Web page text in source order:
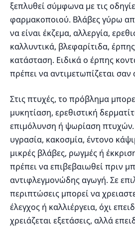
ξεπλυθεί σύμφωνα με τις
φαρμακοποιού. Βλάβες γύρω
να είναι έκζεμα, αλλεργία,
καλλυντικά, βλεφαρίτιδα,
κατάσταση. Ειδικά ο έρπης
πρέπει να αντιμετωπίζεται σαν
Στις πτυχές, το πρόβλημα
μυκητίαση, ερεθιστική
επιμόλυνση ή ψωρίαση
υγρασία, κακοσμία, έντονο
μικρές βλάβες, ρωγμές ή
πρέπει να επιβεβαιωθεί πριν
αντιφλεγμονώδης αγωγή. Σε
περιπτώσεις μπορεί να
έλεγχος ή καλλιέργεια, όχι
χρειάζεται εξετάσεις, αλλά